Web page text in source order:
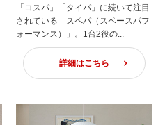
「コスパ」「タイパ」に続いて注目
されている「スペパ（スペースパフ
ォーマンス）」。1台2役の...
詳細はこちら